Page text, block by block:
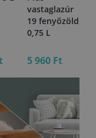
vastaglazúr
19 fenyőzöld
0,75 L
5 960 Ft